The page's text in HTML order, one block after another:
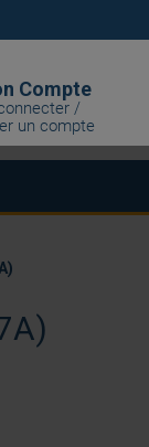
Compte
/
un compte